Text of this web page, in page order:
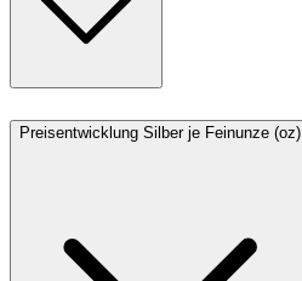
Preisentwicklung Silber je Feinunze (oz)